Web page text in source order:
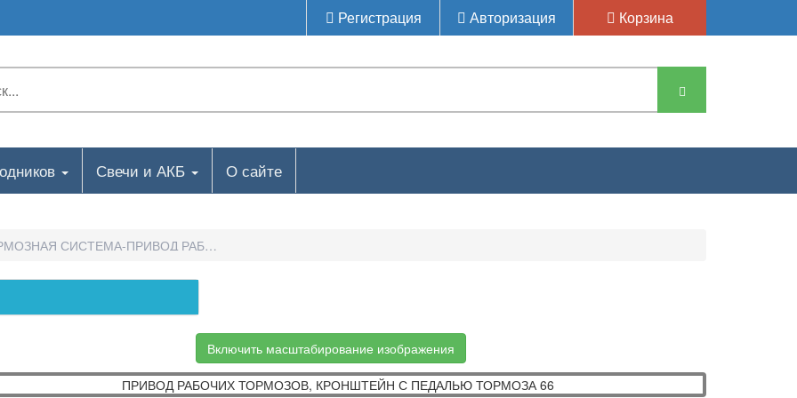
Регистрация Авторизация Корзина
Свечи и АКБ О сайте
СИСТЕМА-ПРИВОД РАБОЧИХ ТОРМОЗОВ, КРОНШТЕЙН С ПЕДАЛЬЮ ТОРМОЗА
Включить масштабирование изображения